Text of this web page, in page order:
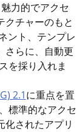
力的でアクセ
クチャーのもと
ント、テンプレ
さらに、自動更
を採り入れま
2.1に重点を置
標準的なアクセ
されたアプリ